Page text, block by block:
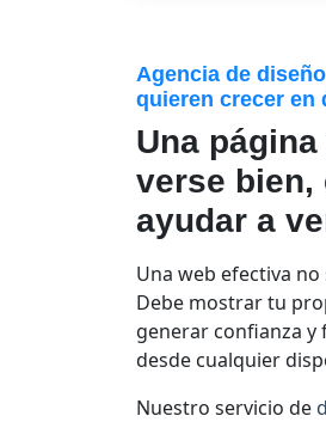
Agencia de
quieren crecer en
Una
verse
ayudar a
Una web efectiva
Debe mostrar tu
generar confianza
desde cualquier
Nuestro servicio de